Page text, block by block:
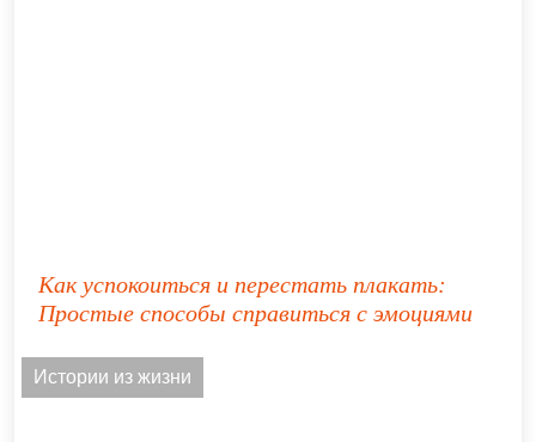
Как успокоиться и перестать плакать:
Простые способы справиться с эмоциями
Истории из жизни